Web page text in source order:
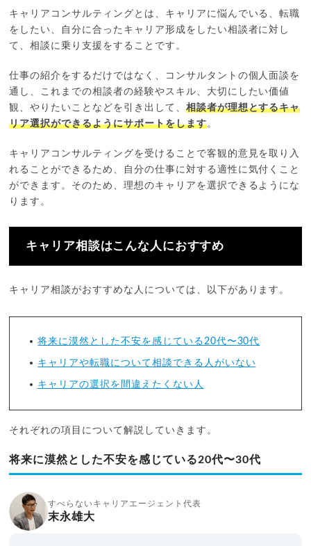
キャリアコンサルティングとは、キャリアに悩んでいる、転職
をしたい、自分に合ったキャリア形成をしたい相談者に対し
て、相談に乗り支援をすることです。
仕事の紹介をするだけではなく、コンサルタントの個人面談を
通し、これまでの相談者の経験やスキル、大切にしたい価値
観、やりたいことなどを引き出して、 相談者が理想とするキャ
リア選択ができるようにサポートをします。
キャリアコンサルティングを受けることで客観的意見を取り入
れることができるため、自分の仕事に対する適性に気付くこと
ができます。そのため、理想のキャリアを選択できるようにな
ります。
キャリア相談はこんな人におすすめ
キャリア相談がおすすめな人については、以下があります。
将来に漠然とした不安を感じている20代〜30代
キャリアや転職について相談できる人がいない
キャリアの選択を間違えたくない人
それぞれの項目について解説していきます。
将来に漠然とした不安を感じている20代〜30代
すべらないキャリアエージェント代表
末永雄大